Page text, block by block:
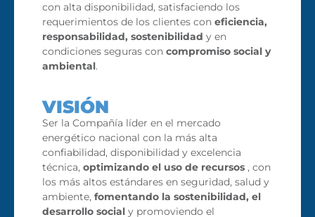
con alta disponibilidad, satisfaciendo los
requerimientos de los clientes con eficiencia,
responsabilidad, sostenibilidad y en
condiciones seguras con compromiso social y
ambiental.
VISIÓN
Ser la Compañía líder en el mercado
energético nacional con la más alta
confiabilidad, disponibilidad y excelencia
técnica, optimizando el uso de recursos , con
los más altos estándares en seguridad, salud y
ambiente, fomentando la sostenibilidad, el
desarrollo social y promoviendo el